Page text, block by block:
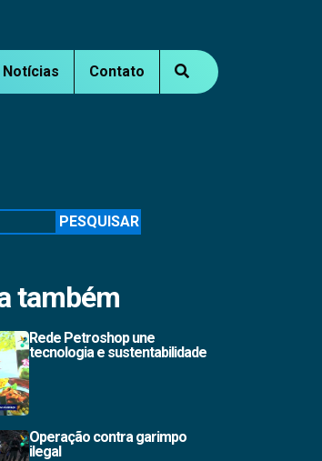
Notícias Contato
PESQUISAR
também
Rede Petroshop une
tecnologia e sustentabilidade
Operação contra garimpo
ilegal